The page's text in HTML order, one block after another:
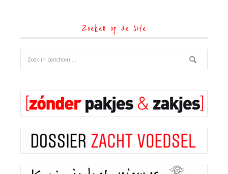
Zoeken op de site